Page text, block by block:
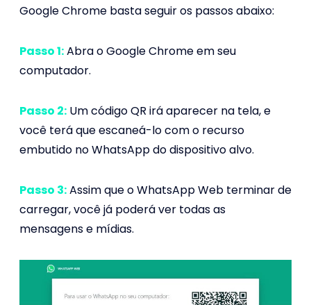
Google Chrome basta seguir os passos abaixo:
Passo 1:Abra o Google Chrome em seu
computador.
Passo 2: Um código QR irá aparecer na tela, e
você terá que escaneá-lo com o recurso
embutido no WhatsApp do dispositivo alvo.
Passo 3:Assim que o WhatsApp Web terminar de
carregar, você já poderá ver todas as
mensagens e mídias.